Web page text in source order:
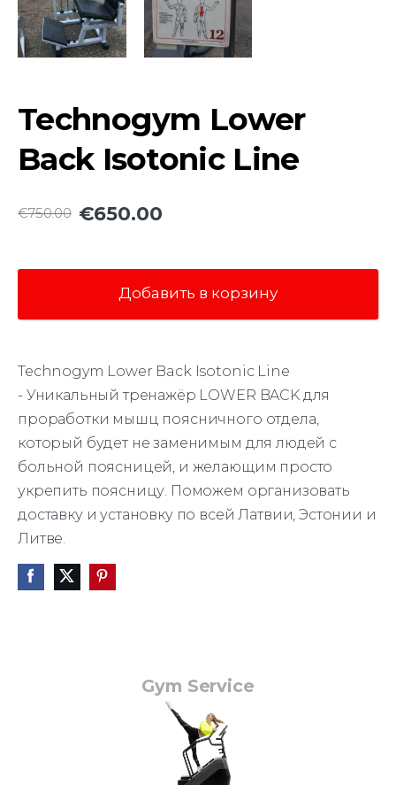
Technogym Lower
Back Isotonic Line
€750.00 €650.00
Добавить в корзину
Technogym Lower Back Isotonic Line
- Уникальный тренажёр LOWER BACK для
проработки мышц поясничного отдела,
который будет не заменимым для людей с
больной поясницей, и желающим просто
укрепить поясницу. Поможем организовать
доставку и установку по всей Латвии, Эстонии и
Литве.
Gym Service